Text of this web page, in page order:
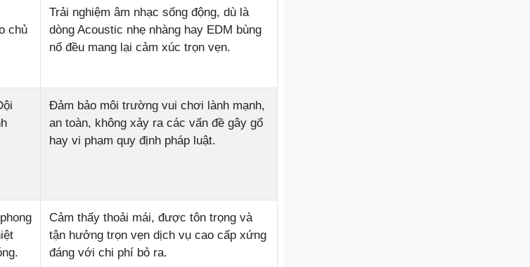
chủ
Trải nghiệm âm nhạc sống động, dù là
dòng Acoustic nhẹ nhàng hay EDM bùng
nổ đều mang lại cảm xúc trọn vẹn.
Đảm bảo môi trường vui chơi lành mạnh,
an toàn, không xảy ra các vấn đề gây gổ
hay vi phạm quy định pháp luật.
Cảm thấy thoải mái, được tôn trọng và
tận hưởng trọn vẹn dịch vụ cao cấp xứng
đáng với chi phí bỏ ra.